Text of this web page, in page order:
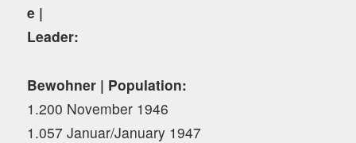
e |
Leader:
Bewohner | Population:
1.200 November 1946
1.057 Januar/January 1947